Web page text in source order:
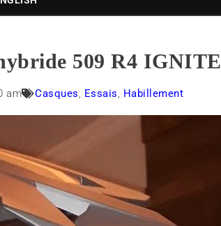
509 R4 IGNITE
am Casques, Essais, Habillement